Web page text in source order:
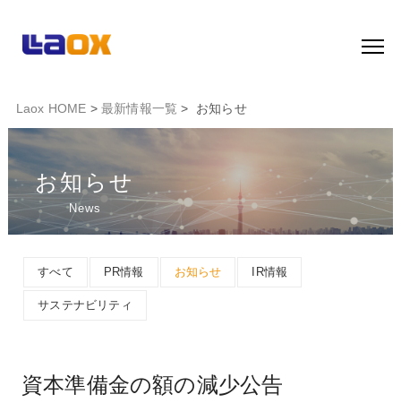
Laox HOME > 最新情報一覧 > お知らせ
お知らせ
News
すべて PR情報 お知らせ IR情報
サステナビリティ
資本準備金の額の減少公告